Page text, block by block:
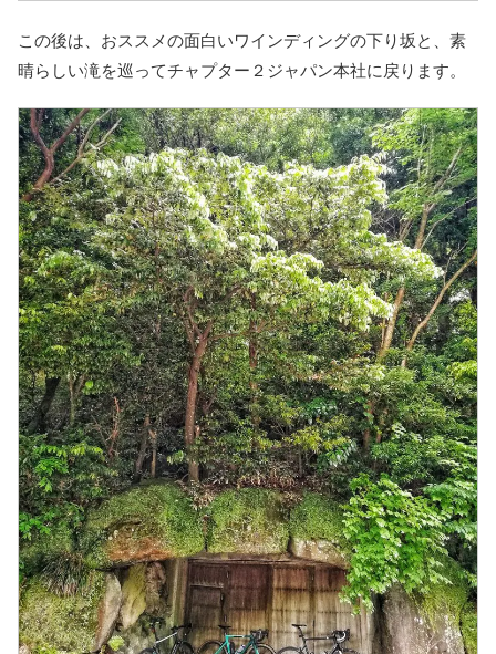
この後は、おススメの面白いワインディングの下り坂と、素
晴らしい滝を巡ってチャプター２ジャパン本社に戻ります。